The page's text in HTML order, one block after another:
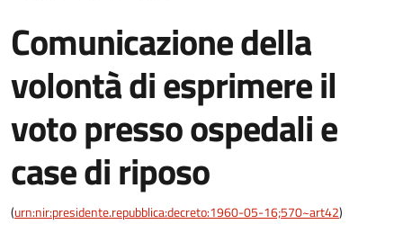
Comunicazione della
volontà di esprimere il
voto presso ospedali e
case di riposo
(urn:nir:presidente.repubblica:decreto:1960-05-16;570~art42)